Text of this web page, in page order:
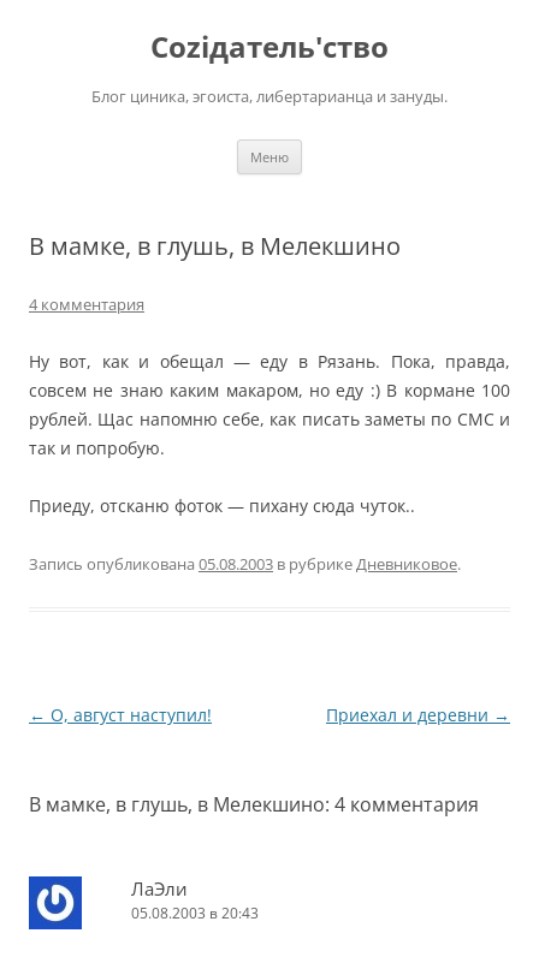
Соziдатель'ство
Блог циника, эгоиста, либертарианца и зануды.
Меню
В мамке, в глушь, в Мелекшино
4 комментария
Ну вот, как и обещал — еду в Рязань. Пока, правда,
совсем не знаю каким макаром, но еду :) В кормане 100
рублей. Щас напомню себе, как писать заметы по СМС и
так и попробую.
Приеду, отсканю фоток — пихану сюда чуток..
Запись опубликована 05.08.2003 в рубрикеДневниковое.
Навигация
← О, август наступил! Приехал и деревни →
В мамке, в глушь, в Мелекшино: 4 комментария
ЛаЭли
05.08.2003 в 20:43